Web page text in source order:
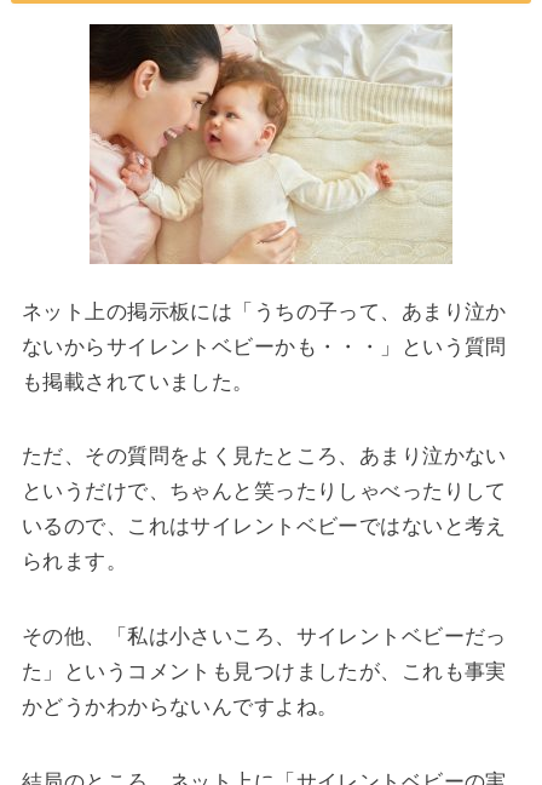
ネット上の掲示板には「うちの子って、あまり泣か
ないからサイレントベビーかも・・・」という質問
も掲載されていました。
ただ、その質問をよく見たところ、あまり泣かない
というだけで、ちゃんと笑ったりしゃべったりして
いるので、これはサイレントベビーではないと考え
られます。
その他、「私は小さいころ、サイレントベビーだっ
た」というコメントも見つけましたが、これも事実
かどうかわからないんですよね。